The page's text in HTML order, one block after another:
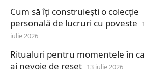
Cum să îți construiești o colecție
personală de lucruri cu poveste
iulie 2026
Ritualuri pentru momentele în
ai nevoie de reset 13 iulie 2026